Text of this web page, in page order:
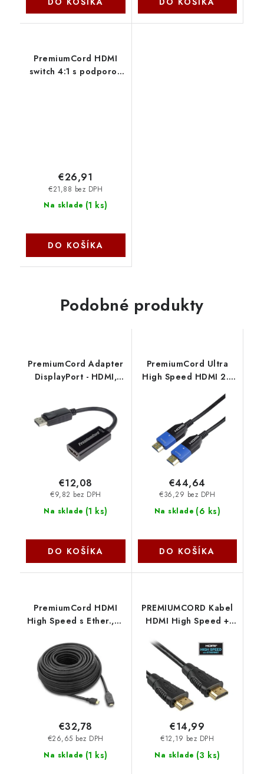
PremiumCord HDMI
switch 4:1 s podporou
Na sklade (1 ks)
€21,88 bez DPH
€26,91
DO KOŠÍKA
Podobné produkty
PremiumCord Adapter
DisplayPort - HDMI,
Na sklade (1 ks)
€9,82 bez DPH
€12,08
DO KOŠÍKA
PremiumCord Ultra
High Speed HDMI 2.1
8K@60Hz 4K@120Hz
30m zlacený
kphdm21m30
Na sklade (6 ks)
€36,29 bez DPH
€44,64
DO KOŠÍKA
PremiumCord HDMI
High Speed s Ether.,se
3xstínění, M/M,
zlacené konektory
KPHDMER15
Na sklade (1 ks)
€26,65 bez DPH
€32,78
PREMIUMCORD Kabel
HDMI High Speed +
zlacené konektory
KPHDME10
PremiumCord
Na sklade (3 ks)
€12,19 bez DPH
€14,99